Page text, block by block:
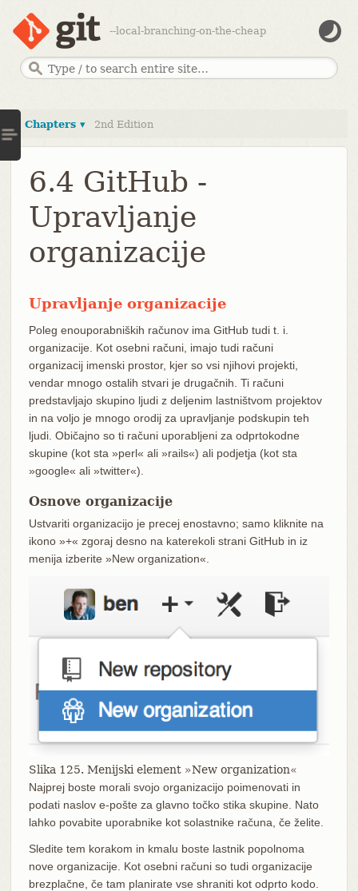
--local-branching-on-the-cheap
Chapters ▾ 2nd Edition
6.4 GitHub -
Upravljanje
organizacije
Upravljanje organizacije
Poleg enouporabniških računov ima GitHub tudi t. i.
organizacije. Kot osebni računi, imajo tudi računi
organizacij imenski prostor, kjer so vsi njihovi projekti,
vendar mnogo ostalih stvari je drugačnih. Ti računi
predstavljajo skupino ljudi z deljenim lastništvom projektov
in na voljo je mnogo orodij za upravljanje podskupin teh
ljudi. Običajno so ti računi uporabljeni za odprtokodne
skupine (kot sta »perl« ali »rails«) ali podjetja (kot sta
»google« ali »twitter«).
Osnove organizacije
Ustvariti organizacijo je precej enostavno; samo kliknite na
ikono »+« zgoraj desno na katerekoli strani GitHub in iz
menija izberite »New organization«.
Slika 125. Menijski element »New organization«
Najprej boste morali svojo organizacijo poimenovati in
podati naslov e-pošte za glavno točko stika skupine. Nato
lahko povabite uporabnike kot solastnike računa, če želite.
Sledite tem korakom in kmalu boste lastnik popolnoma
nove organizacije. Kot osebni računi so tudi organizacije
brezplačne, če tam planirate vse shraniti kot odprto kodo.